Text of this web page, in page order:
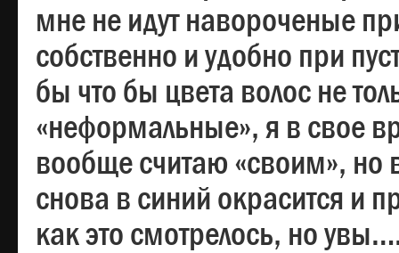
мне не идут навороченые
собственно и удобно при
бы что бы цвета волос не
«неформальные», я в свое
вообще считаю «своим», но
снова в синий окрасится и
как это смотрелось, но